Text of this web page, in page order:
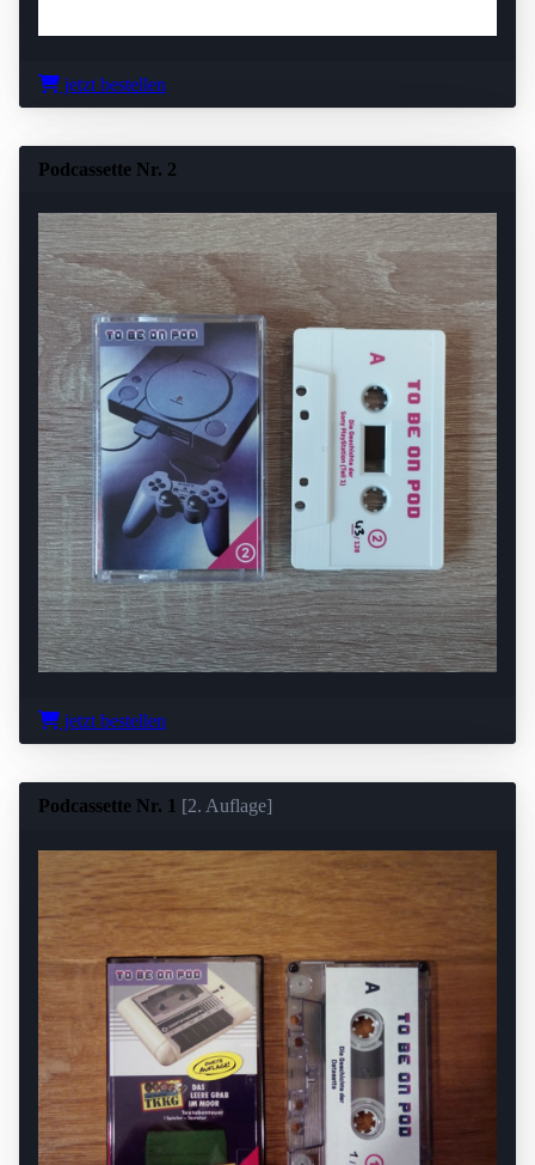
jetzt bestellen
Podcassette Nr. 2
jetzt bestellen
Podcassette Nr. 1 [2. Auflage]